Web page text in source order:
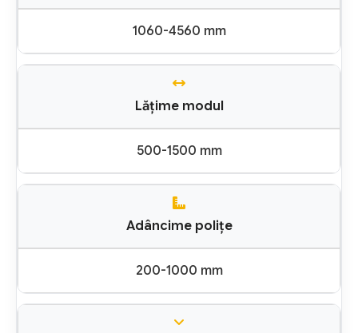
1060-4560 mm
Lățime modul
500-1500 mm
Adâncime polițe
200-1000 mm